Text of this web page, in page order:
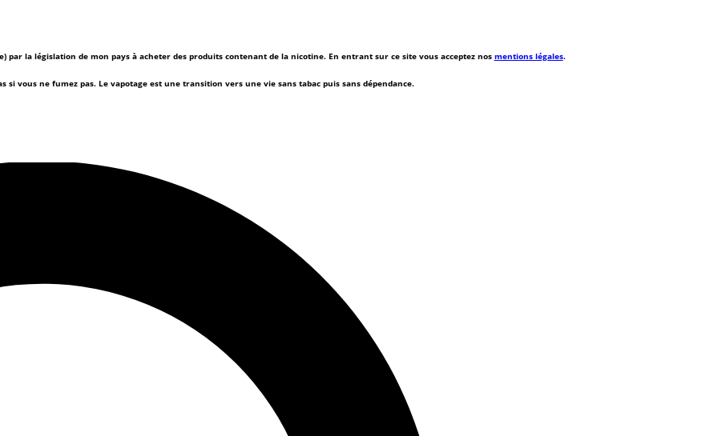
par la législation de mon pays à acheter des produits contenant de la nicotine. En entrant sur ce site vous acceptez nos mentions légales.
si vous ne fumez pas. Le vapotage est une transition vers une vie sans tabac puis sans dépendance.